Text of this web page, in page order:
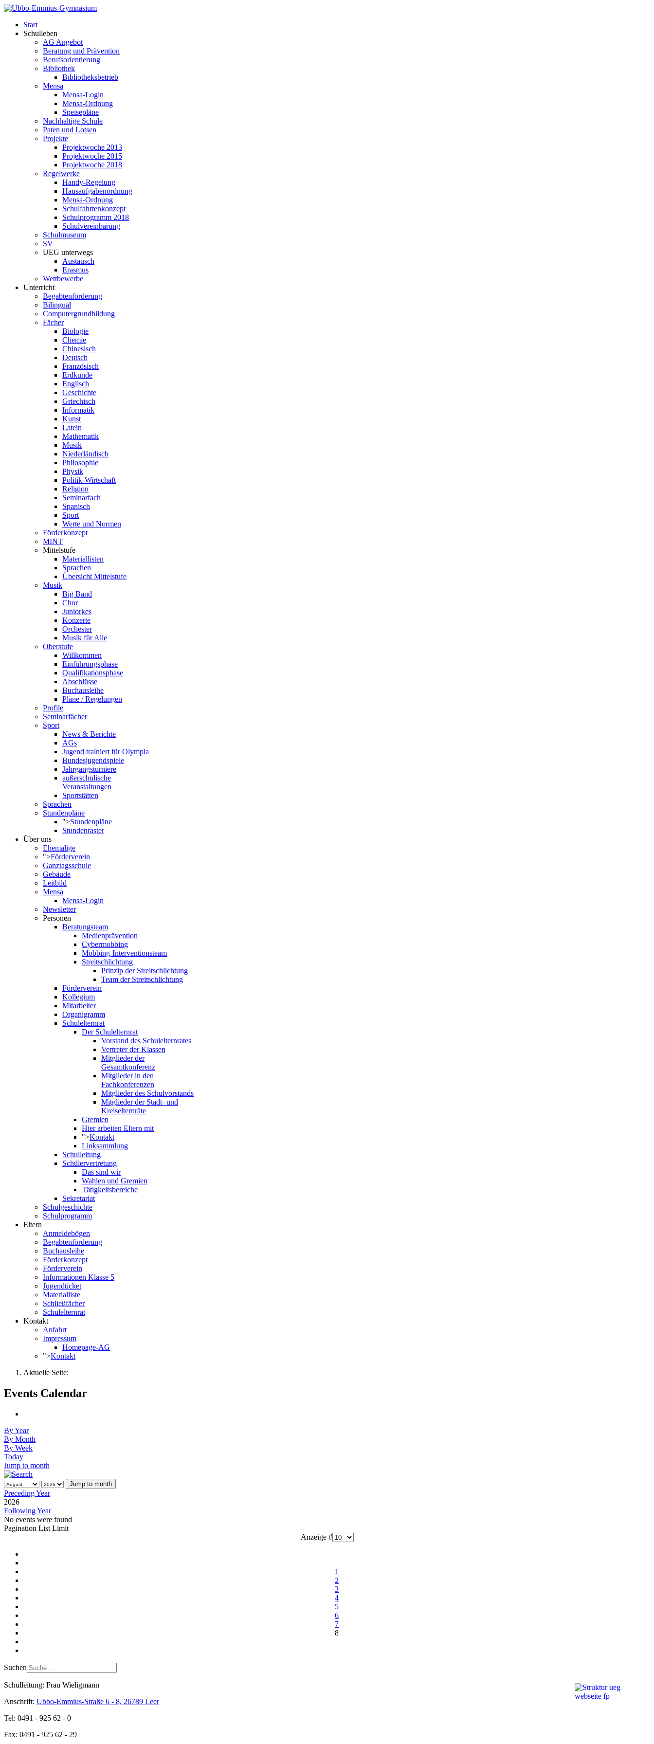
Start
Schulleben
AG Angebot
Beratung und Prävention
Berufsorientierung
Bibliothek
Bibliotheksbetrieb
Mensa
Mensa-Login
Mensa-Ordnung
Speisepläne
Nachhaltige Schule
Paten und Lotsen
Projekte
Projektwoche 2013
Projektwoche 2015
Projektwoche 2018
Regelwerke
Handy-Regelung
Hausaufgabenordnung
Mensa-Ordnung
Schulfahrtenkonzept
Schulprogramm 2018
Schulvereinbarung
Schulmuseum
SV
UEG unterwegs
Austausch
Erasmus
Wettbewerbe
Unterricht
Begabtenförderung
Bilingual
Computergrundbildung
Fächer
Biologie
Chemie
Chinesisch
Deutsch
Französisch
Erdkunde
Englisch
Geschichte
Griechisch
Informatik
Kunst
Latein
Mathematik
Musik
Niederländisch
Philosophie
Physik
Politik-Wirtschaft
Religion
Seminarfach
Spanisch
Sport
Werte und Normen
Förderkonzept
MINT
Mittelstufe
Materiallisten
Sprachen
Übersicht Mittelstufe
Musik
Big Band
Chor
Juniorkes
Konzerte
Orchester
Musik für Alle
Oberstufe
Willkommen
Einführungsphase
Qualifikationsphase
Abschlüsse
Buchausleihe
Pläne / Regelungen
Profile
Seminarfächer
Sport
News & Berichte
AGs
Jugend trainiert für Olympia
Bundesjugendspiele
Jahrgangsturniere
außerschulische
Veranstaltungen
Sportstätten
Sprachen
Stundenpläne
">Stundenpläne
Stundenraster
Über uns
Ehemalige
">Förderverein
Ganztagsschule
Gebäude
Leitbild
Mensa
Mensa-Login
Newsletter
Personen
Beratungsteam
Medienprävention
Cybermobbing
Mobbing-Interventionsteam
Streitschlichtung
Prinzip der Streitschlichtung
Team der Streitschlichtung
Förderverein
Kollegium
Mitarbeiter
Organigramm
Schulelternrat
Der Schulelternrat
Vorstand des Schulelternrates
Vertreter der Klassen
Mitglieder der
Gesamtkonferenz
Mitglieder in den
Fachkonferenzen
Mitglieder des Schulvorstands
Mitglieder der Stadt- und
Kreiselternräte
Gremien
Hier arbeiten Eltern mit
">Kontakt
Linksammlung
Schulleitung
Schülervertretung
Das sind wir
Wahlen und Gremien
Tätigkeitsbereiche
Sekretariat
Schulgeschichte
Schulprogramm
Eltern
Anmeldebögen
Begabtenförderung
Buchausleihe
Förderkonzept
Förderverein
Informationen Klasse 5
Jugendticket
Materialliste
Schließfächer
Schulelternrat
Kontakt
Anfahrt
Impressum
Homepage-AG
">Kontakt
Aktuelle Seite:
Events Calendar
By Year
By Month
By Week
Today
Jump to month
Jump to month
Preceding Year
2026
Following Year
No events were found
Pagination List Limit
Anzeige #
1
2
3
4
5
6
7
8
Suchen
Schulleitung: Frau Wieligmann
Anschrift: Ubbo-Emmius-Straße 6 - 8, 26789 Leer
Tel: 0491 - 925 62 - 0
Fax: 0491 - 925 62 - 29